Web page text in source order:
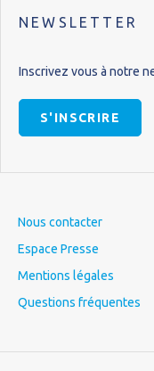
NEWSLETTER
Inscrivez vous à notre
S'INSCRIRE
Nous contacter
Espace Presse
Mentions légales
Questions fréquentes